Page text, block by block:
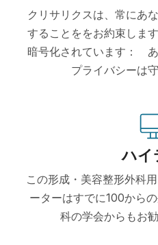
クリサリクスは、常にあ
することををお約束しま
暗号化されています：
プライバシーは
ハイ
この形成・美容整形外科
ーターはすでに100から
科の学会からもお